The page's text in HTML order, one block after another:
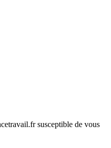
susceptible de vous